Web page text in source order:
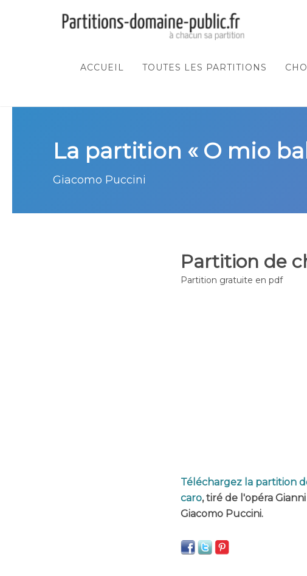
ACCUEIL TOUTES LES PARTITIONS
La partition « O mio
Giacomo Puccini
Partition de
Partition gratuite en pdf
Téléchargez la partition
caro, tiré de l'opéra
Giacomo Puccini.